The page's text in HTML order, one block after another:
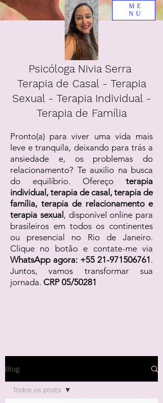
Psicóloga Nivia Serra
Terapia de Casal - Terapia
Sexual - Terapia Individual -
Terapia de Família
Pronto(a) para viver uma vida mais
leve e tranquila, deixando para trás a
ansiedade e, os problemas do
relacionamento? Te auxilio na busca
do equilíbrio. Ofereço terapia
individual, terapia de casal, terapia de
família, terapia de relacionamento e
terapia sexual , disponível online para
brasileiros em todos os continentes
ou presencial no Rio de Janeiro.
Clique no botão e contate-me via
WhatsApp agora: +55 21-971506761 .
Juntos, vamos transformar sua
jornada. CRP 05/50281
ME
NU
Blog
Todos os posts